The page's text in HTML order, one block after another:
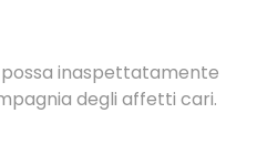
inaspettatamente
degli affetti cari.